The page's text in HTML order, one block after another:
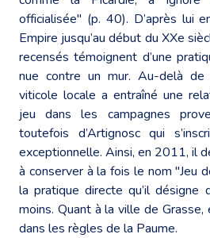
officialisée" (p. 40). D’après lui
Empire jusqu’au début du XXe
recensés témoignent d’une
nue contre un mur. Au-delà
viticole locale a entraîné une
jeu dans les campagnes
toutefois d’Artignosc qui
exceptionnelle. Ainsi, en 2011, il
à conserver à la fois le nom "Jeu
la pratique directe qu’il désigne
moins. Quant à la ville de
dans les règles de la Paume.